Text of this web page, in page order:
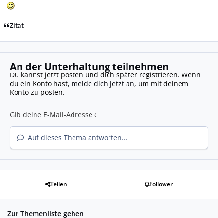
Zitat
An der Unterhaltung teilnehmen
Du kannst jetzt posten und dich später registrieren. Wenn
du ein Konto hast, melde dich jetzt an, um mit deinem
Konto zu posten.
Auf dieses Thema antworten...
Teilen Follower
Zur Themenliste gehen